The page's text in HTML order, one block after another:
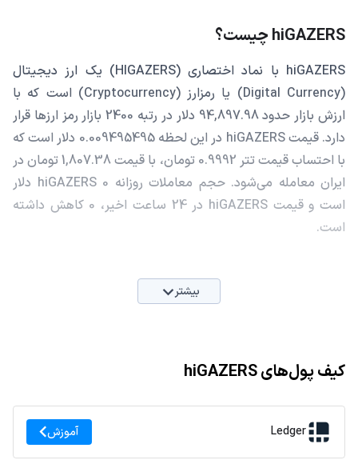
hiGAZERS چیست؟
hiGAZERS با نماد اختصاری (HIGAZERS) یک ارز دیجیتال
(Digital Currency) یا رمزارز (Cryptocurrency) است که با
ارزش بازار حدود 94,897.98 دلار در رتبه 2400 بازار رمز ارزها قرار
دارد. قیمت hiGAZERS در این لحظه 0.009495495 دلار است که
با احتساب قیمت تتر 0.9992 تومان، با قیمت 1,807.38 تومان در
ایران معامله می‌شود. حجم معاملات روزانه hiGAZERS 0 دلار
است و قیمت hiGAZERS در 24 ساعت اخیر، 0 کاهش داشته
است.
بیشتر
کیف پول‌های hiGAZERS
Ledger آموزش